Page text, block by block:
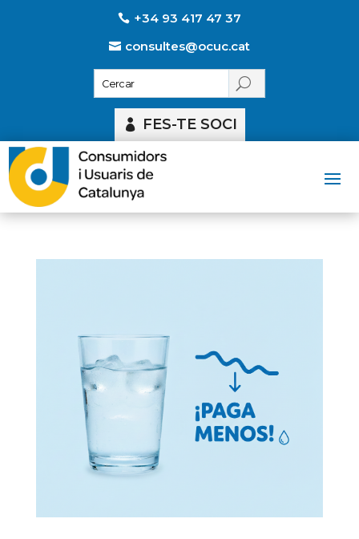
+34 93 417 47 37
consultes@ocuc.cat
FES-TE SOCI